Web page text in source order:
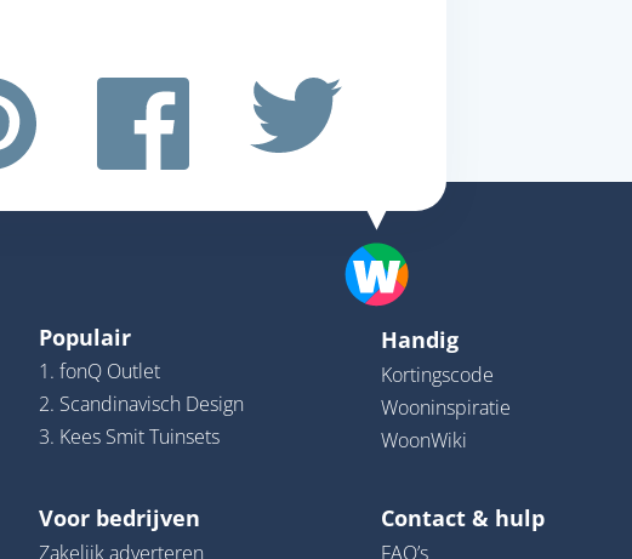
Populair
1. fonQ Outlet
2. Scandinavisch Design
3. Kees Smit Tuinsets
Handig
Kortingscode
Wooninspiratie
WoonWiki
Voor bedrijven
Zakelijk adverteren
Contact & hulp
FAQ’s